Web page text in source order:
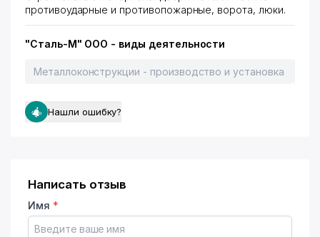
противоударные и противопожарные, ворота, люки.
"Сталь-М" ООО - виды деятельности
Металлоконструкции - производство и установка
Нашли ошибку?
Написать отзыв
Имя *